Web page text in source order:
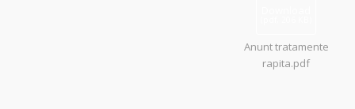
Anunt tratamente
rapita.pdf